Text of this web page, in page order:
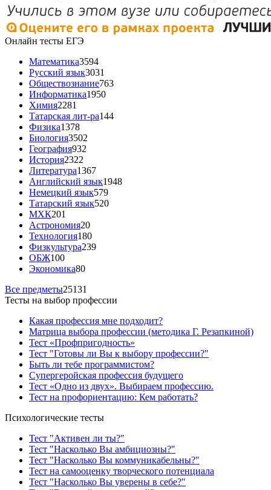
Онлайн тесты ЕГЭ
Математика3594
Русский язык3031
Обществознание763
Информатика1950
Химия2281
Татарская лит-ра144
Физика1378
Биология3502
География932
История2322
Литература1367
Английский язык1948
Немецкий язык579
Татарский язык520
МХК201
Астрономия20
Технология180
Физкультура239
ОБЖ100
Экономика80
Все предметы25131
Тесты на выбор профессии
Какая профессия мне подходит?
Матрица выбора профессии (методика Г. Резапкиной)
Тест «Профпригодность»
Тест "Готовы ли Вы к выбору профессии?"
Быть ли тебе программистом?
Супергеройская профессия будущего
Тест «Одно из двух». Выбираем профессию.
Тест на профориентацию: Кем работать?
Психологические тесты
Тест "Активен ли ты?"
Тест "Насколько Вы амбициозны?"
Тест "Насколько Вы коммуникабельны?"
Тест на самооценку творческого потенциала
Тест "Насколько Вы уверены в себе?"